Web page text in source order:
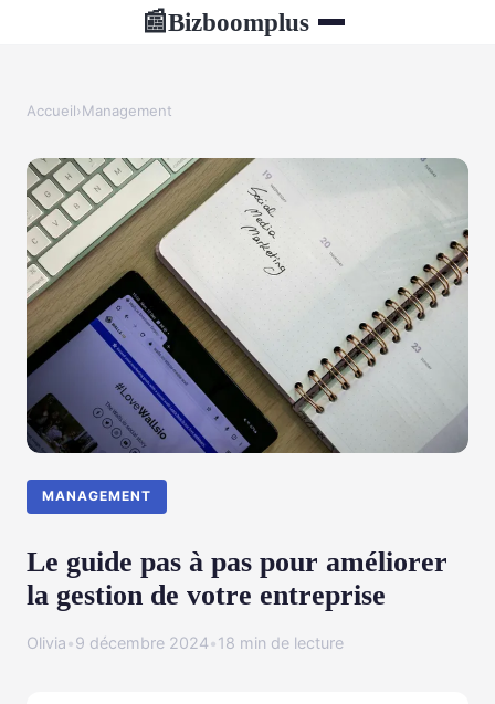
📰Bizboomplus
Accueil›Management
MANAGEMENT
Le guide pas à pas pour améliorer
la gestion de votre entreprise
Olivia•9 décembre 2024•18 min de lecture